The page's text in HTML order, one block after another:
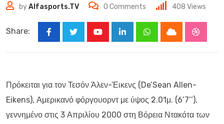
byAlfasports.TV 0 Comments 408 Views
Share:
LinkedInWhatsappCloud
Πρόκειται για τον Τεσόν Άλεν-Έικενς (De’Sean Allen-
Eikens), Αμερικανό φόργουορντ με ύψος 2.01μ. (6’7’’),
γεννημένο στις 3 Απριλίου 2000 στη Βόρεια Ντακότα των